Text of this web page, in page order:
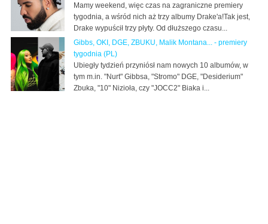
Mamy weekend, więc czas na zagraniczne premiery
tygodnia, a wśród nich aż trzy albumy Drake'a!Tak jest,
Drake wypuścił trzy płyty. Od dłuższego czasu...
Gibbs, OKI, DGE, ZBUKU, Malik Montana... - premiery
tygodnia (PL)
Ubiegły tydzień przyniósł nam nowych 10 albumów, w
tym m.in. "Nurt" Gibbsa, "Stromo" DGE, "Desiderium"
Zbuka, "10" Nizioła, czy "JOCC2" Biaka i...